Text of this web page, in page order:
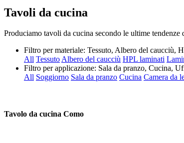
Tavoli da cucina
Produciamo tavoli da cucina secondo le ultime
Filtro per materiale: Tessuto, Albero del caucciù,
All TessutoAlbero del caucciù HPL laminati
Filtro per applicazione: Sala da pranzo, Cucina,
All Soggiorno Sala da pranzo Cucina Camera da
Tavolo da cucina Como